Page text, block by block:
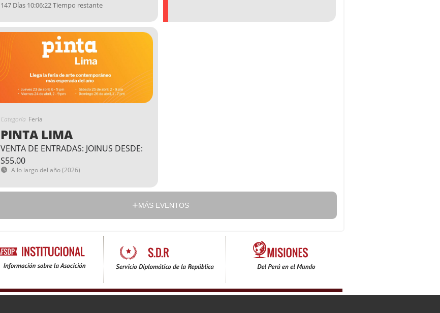
147 Días 10:06:22 Tiempo restante
Categoría Feria
PINTA LIMA
VENTA DE ENTRADAS: JOINUS DESDE:
S55.00
A lo largo del año (2026)
MÁS EVENTOS